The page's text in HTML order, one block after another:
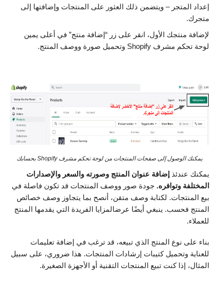
إعداد المتجر – ويتضمن ذلك العثور على المنتجات وإضافتها إلى
متجرك.
لإضافة منتجك الأول، انقر على زر “إضافة منتج” في أعلى يمين
لوحة تحكم مشرف Shopify وتحميل صورة ووصف المنتج.
يمكنك الوصول إلى صفحات المنتجات من لوحة تحكم مشرف Shopify بحسابك
يمكنك عندئذ إضافة عنوان المنتج وصورته والسعر والإصدارات
المختلفة وتوافره. جودة صور ووصف المنتجات قد تكون فاصلة في
بيع المنتجات. لكتابة وصف متقن، أنصح بما يتجاوز وصف خصائص
المنتج فحسب. ينبغي أيضًا عرضالمزايا الفريدة التي يقدمها المنتج
للعملاء.
بناء على نوع المنتج الذي تبيعه، قد ترغب في إضافة تعليمات
للعناية وتحميل كتيبات إرشادات المنتجات. هذا ضروري، على سبيل
المثال، إذا كنت تبيع المنتجات التقنية أو الأجهزة الصغيرة.